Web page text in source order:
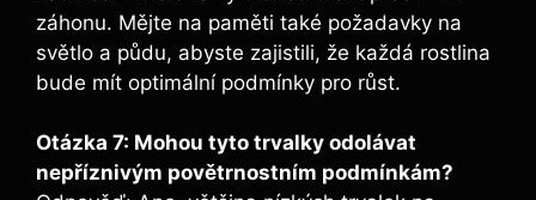
záhonu. Mějte na paměti také požadavky na
světlo a půdu, abyste zajistili, že každá rostlina
bude mít optimální podmínky pro růst.
Otázka 7: Mohou tyto trvalky odolávat
nepříznivým povětrnostním podmínkám?